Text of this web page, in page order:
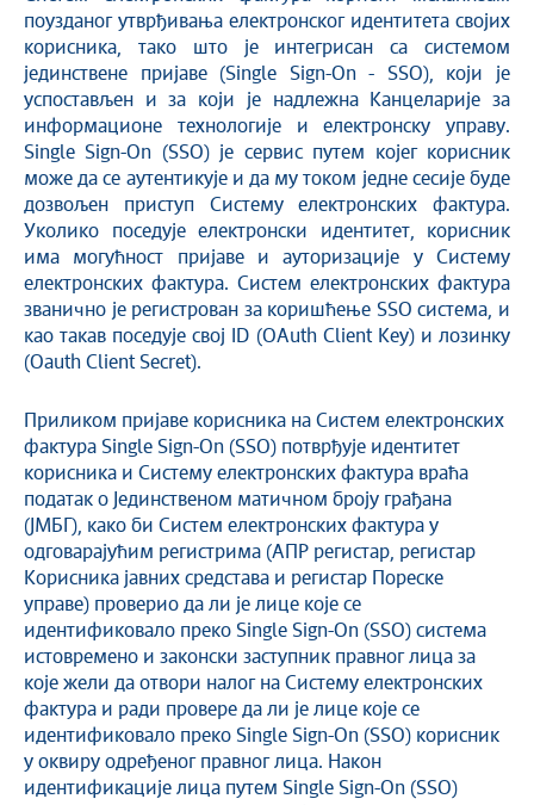
поузданог утврђивања електронског идентитета својих
корисника, тако што је интегрисан са системом
јединствене пријаве (Single Sign-On - SSO), који је
успостављен и за који је надлежна Канцеларије за
информационе технологије и електронску управу.
Single Sign-On (SSO) је сервис путем којег корисник
може да се аутентикује и да му током једне сесије буде
дозвољен приступ Систему електронских фактура.
Уколико поседује електронски идентитет, корисник
има могућност пријаве и ауторизације у Систему
електронских фактура. Систем електронских фактура
званично је регистрован за коришћење SSO система, и
као такав поседује свој ID (OAuth Client Key) и лозинку
(Oauth Client Secret).
Приликом пријаве корисника на Систем електронских
фактура Single Sign-On (SSO) потврђује идентитет
корисника и Систему електронских фактура враћа
податак о Јединственом матичном броју грађана
(ЈМБГ), како би Систем електронских фактура у
одговарајућим регистрима (АПР регистар, регистар
Корисника јавних средстава и регистар Пореске
управе) проверио да ли је лице које се
идентификовало преко Single Sign-On (SSO) система
истовремено и законски заступник правног лица за
које жели да отвори налог на Систему електронских
фактура и ради провере да ли је лице које се
идентификовало преко Single Sign-On (SSO) корисник
у оквиру одређеног правног лица. Након
идентификације лица путем Single Sign-On (SSO)